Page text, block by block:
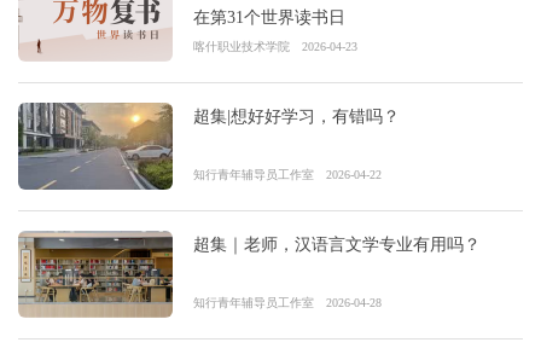
在第31个世界读书日
喀什职业技术学院 2026-04-23
超集|想好好学习，有错吗？
知行青年辅导员工作室 2026-04-22
超集｜老师，汉语言文学专业有用吗？
知行青年辅导员工作室 2026-04-28